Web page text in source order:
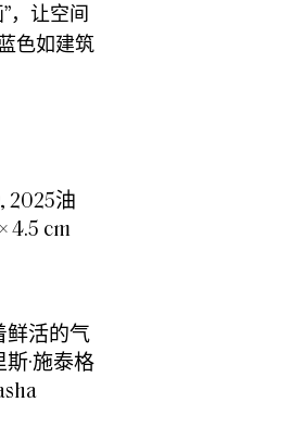
，让空间
色如建筑
2025油
4.5 cm
鲜活的气
·施泰格